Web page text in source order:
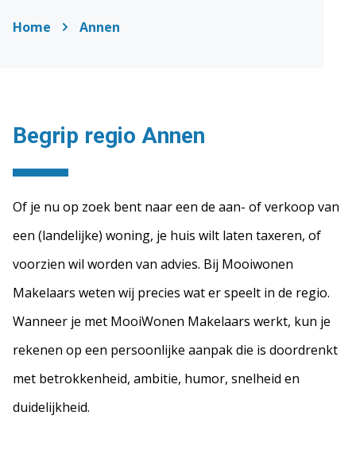
Home Annen
Begrip regio Annen
Of je nu op zoek bent naar een de aan- of verkoop van
een (landelijke) woning, je huis wilt laten taxeren, of
voorzien wil worden van advies. Bij Mooiwonen
Makelaars weten wij precies wat er speelt in de regio.
Wanneer je met MooiWonen Makelaars werkt, kun je
rekenen op een persoonlijke aanpak die is doordrenkt
met betrokkenheid, ambitie, humor, snelheid en
duidelijkheid.